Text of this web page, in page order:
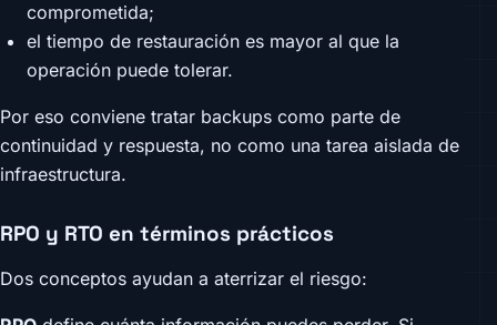
comprometida;
el tiempo de restauración es mayor al que la
operación puede tolerar.
Por eso conviene tratar backups como parte de
continuidad y respuesta, no como una tarea aislada de
infraestructura.
RPO y RTO en términos prácticos
Dos conceptos ayudan a aterrizar el riesgo: